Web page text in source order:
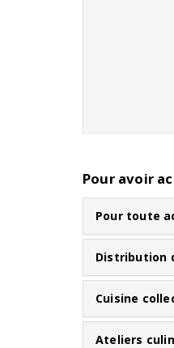
Pour avoir
Pour toute
Distribution
Cuisine
Ateliers